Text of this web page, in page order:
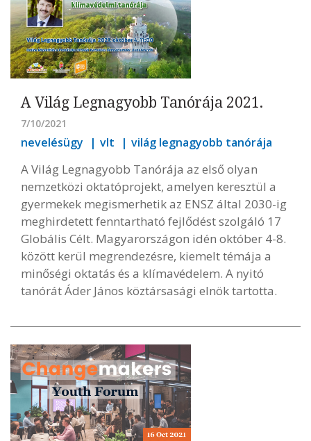
A Világ Legnagyobb Tanórája 2021.
7/10/2021
nevelésügy vlt világ legnagyobb tanórája
A Világ Legnagyobb Tanórája az első olyan
nemzetközi oktatóprojekt, amelyen keresztül a
gyermekek megismerhetik az ENSZ által 2030-ig
meghirdetett fenntartható fejlődést szolgáló 17
Globális Célt. Magyarországon idén október 4-8.
között kerül megrendezésre, kiemelt témája a
minőségi oktatás és a klímavédelem. A nyitó
tanórát Áder János köztársasági elnök tartotta.